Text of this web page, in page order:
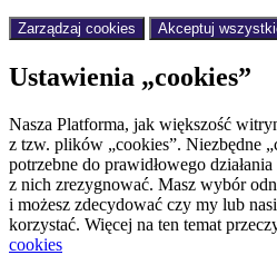
Zarządzaj cookies Akceptuj
Ustawienia „cookies”
Nasza Platforma, jak większość
z tzw. plików „cookies”. Niezbędne
potrzebne do prawidłowego
z nich zrezygnować. Masz wybór
i możesz zdecydować czy my lub
korzystać. Więcej na ten temat
cookies